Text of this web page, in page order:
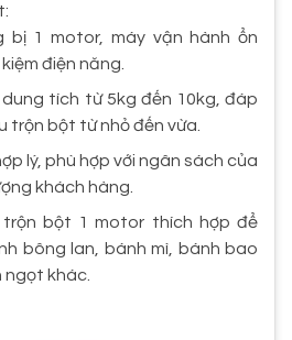
bị 1 motor, máy vận hành ổn
điện năng.
tích từ 5kg đến 10kg, đáp
trộn bột từ nhỏ đến vừa.
lý, phù hợp với ngân sách của
khách hàng.
trộn bột 1 motor thích hợp để
bông lan, bánh mì, bánh bao
ngọt khác.